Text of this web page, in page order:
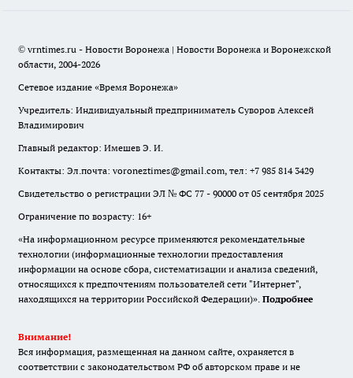
© vrntimes.ru - Новости Воронежа | Новости Воронежа и Воронежской
области, 2004-2026
Сетевое издание «Время Воронежа»
Учредитель: Индивидуальный предприниматель Суворов Алексей
Владимирович
Главный редактор: Имешев Э. И.
Контакты: Эл.почта: voroneztimes@gmail.com, тел: +7 985 814 3429
Свидетельство о регистрации ЭЛ № ФС 77 - 90000 от 05 сентября 2025
Ограничение по возрасту: 16+
«На информационном ресурсе применяются рекомендательные
технологии (информационные технологии предоставления
информации на основе сбора, систематизации и анализа сведений,
относящихся к предпочтениям пользователей сети "Интернет",
находящихся на территории Российской Федерации)». Подробнее
Внимание!
Вся информация, размещенная на данном сайте, охраняется в
соответствии с законодательством РФ об авторском праве и не